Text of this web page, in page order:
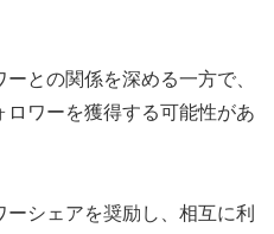
との関係を深める一方で、
ワーを獲得する可能性があ
シェアを奨励し、相互に利